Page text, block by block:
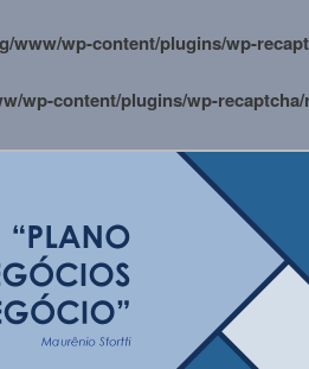
www/wp-content/plugins/wp-
wp-content/plugins/wp-